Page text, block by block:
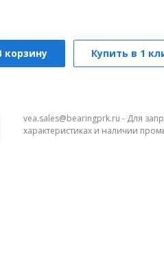
корзину Купить в 1
vea.sales@bearingprk.ru - Для
характеристиках и наличии